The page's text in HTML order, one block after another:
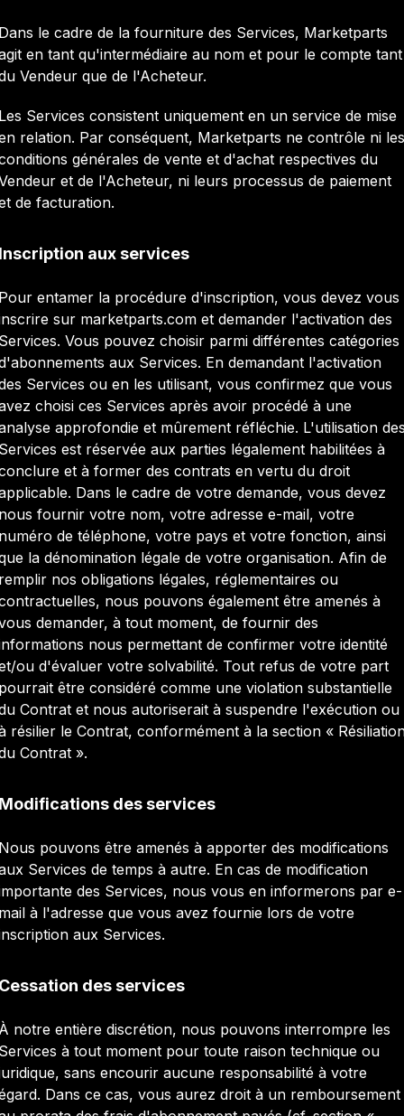
le cadre de la fourniture des Services, Marketparts
en tant qu'intermédiaire au nom et pour le compte tant
Vendeur que de l'Acheteur.
Services consistent uniquement en un service de mise
relation. Par conséquent, Marketparts ne contrôle ni les
générales de vente et d'achat respectives du
et de l'Acheteur, ni leurs processus de paiement
de facturation.
aux services
entamer la procédure d'inscription, vous devez vous
sur marketparts.com et demander l'activation des
Vous pouvez choisir parmi différentes catégories
aux Services. En demandant l'activation
Services ou en les utilisant, vous confirmez que vous
choisi ces Services après avoir procédé à une
approfondie et mûrement réfléchie. L'utilisation
est réservée aux parties légalement habilitées à
et à former des contrats en vertu du droit
Dans le cadre de votre demande, vous devez
fournir votre nom, votre adresse e-mail, votre
de téléphone, votre pays et votre fonction, ainsi
la dénomination légale de votre organisation. Afin de
nos obligations légales, réglementaires ou
nous pouvons également être amenés à
demander, à tout moment, de fournir des
nous permettant de confirmer votre identité
ou d'évaluer votre solvabilité. Tout refus de votre part
être considéré comme une violation substantielle
Contrat et nous autoriserait à suspendre l'exécution ou
résilier le Contrat, conformément à la section «
Contrat ».
des services
pouvons être amenés à apporter des modifications
Services de temps à autre. En cas de modification
des Services, nous vous en informerons par e-
à l'adresse que vous avez fournie lors de votre
aux Services.
des services
notre entière discrétion, nous pouvons interrompre les
à tout moment pour toute raison technique ou
sans encourir aucune responsabilité à votre
Dans ce cas, vous aurez droit à un remboursement